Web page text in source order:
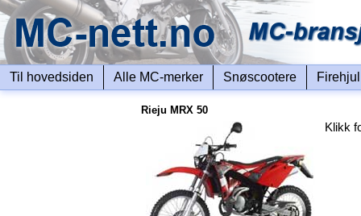
Til hovedsiden Alle MC-merker Snøscootere
Rieju MRX 50
Klikk